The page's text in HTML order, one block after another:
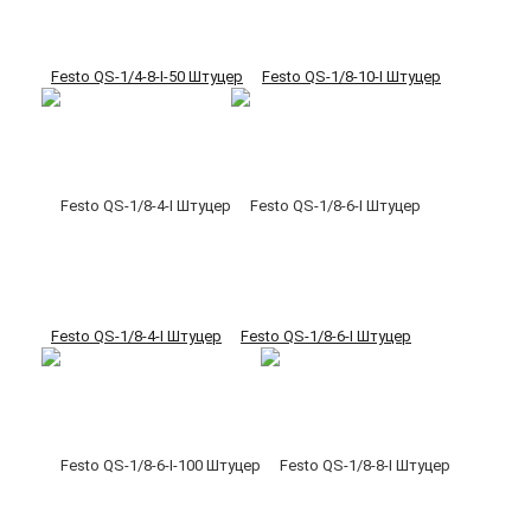
Festo QS-1/4-8-I-50 Штуцер Festo QS-1/8-10-I Штуцер
Festo QS-1/8-4-I Штуцер Festo QS-1/8-6-I Штуцер